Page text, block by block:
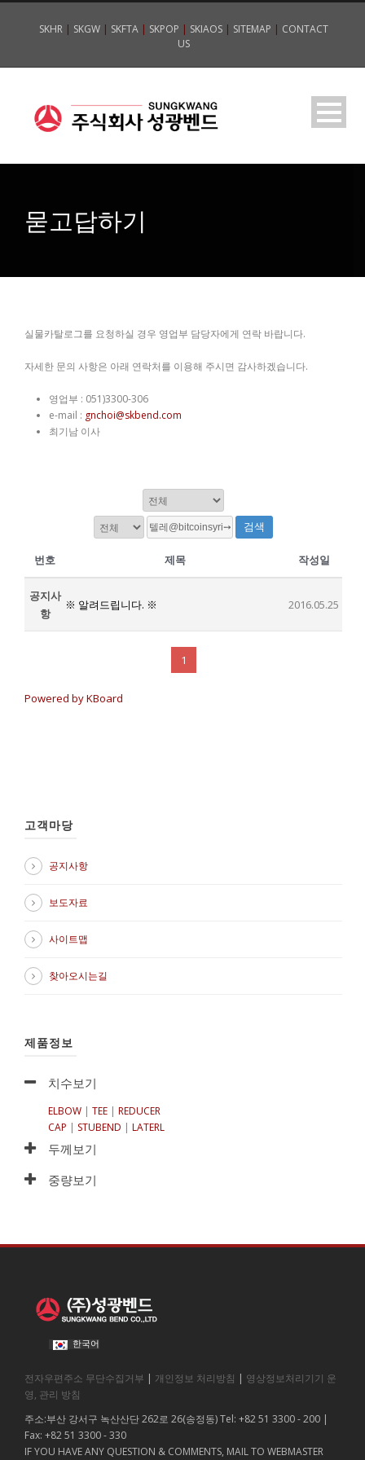
SKHR| SKGW| SKFTA| SKPOP | SKIAOS| SITEMAP | CONTACT
US
묻고답하기
실물카탈로그를 요청하실 경우 영업부 담당자에게 연락 바랍니다.
자세한 문의 사항은 아래 연락처를 이용해 주시면 감사하겠습니다.
영업부 : 051)3300-306
e-mail : gnchoi@skbend.com
최기남 이사
검색
번호 제목 작성일
공지사
항
※ 알려드립니다. ※ 2016.05.25
1
Powered by KBoard
고객마당
공지사항
보도자료
사이트맵
찾아오시는길
제품정보
치수보기
ELBOW | TEE | REDUCER
CAP | STUBEND | LATERL
두께보기
중량보기
한국어
전자우편주소 무단수집거부 | 개인정보 처리방침 | 영상정보처리기기 운
영, 관리 방침
주소:부산 강서구 녹산산단 262로 26(송정동) Tel: +82 51 3300 - 200 |
Fax: +82 51 3300 - 330
IF YOU HAVE ANY QUESTION & COMMENTS, MAIL TO WEBMASTER